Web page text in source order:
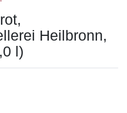
Heilbronn,
l)